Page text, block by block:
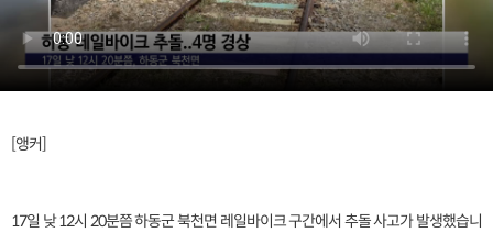
[앵커]
17일 낮 12시 20분쯤 하동군 북천면 레일바이크 구간에서 추돌 사고가 발생했습니